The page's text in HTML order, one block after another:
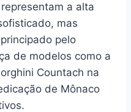
a alta
mas
pelo
de modelos como a
Countach na
de Mônaco